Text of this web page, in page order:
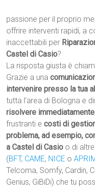
passione per il proprio
offrire interventi rapidi, a
inaccettabili per
Castel di Casio?
La risposta giusta è
Grazie a una
intervenire presso la tua
tutta l’area di Bologna e
risolvere immediatamente
frustranti ecosti di
problema, ad esempio,
a Castel di Casio o di
(BFT, CAME, NICE o
Telcoma, Somfy, Cardin,
Genius, GiBiDi) che tu